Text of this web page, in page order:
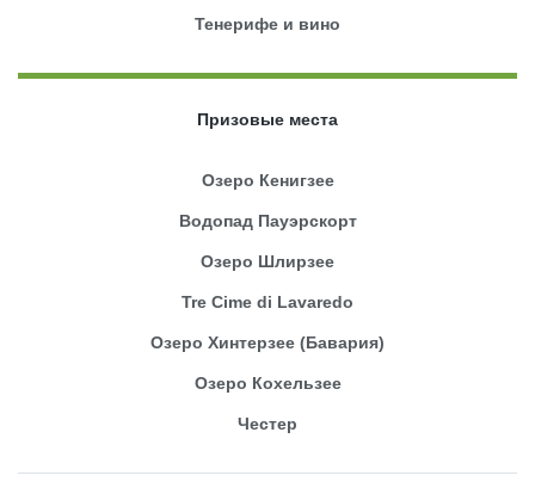
Тенерифе и вино
Призовые места
Озеро Кенигзее
Водопад Пауэрскорт
Озеро Шлирзее
Tre Cime di Lavaredo
Озеро Хинтерзее (Бавария)
Озеро Кохельзее
Честер